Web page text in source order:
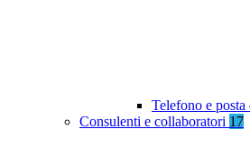
Telefono e posta
Consulenti e collaboratori 17